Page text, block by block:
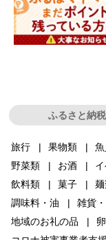
ふるさと納
旅行 果物類
野菜類
お酒
飲料類
菓子
調味料・油
雑貨
地域のお礼の品